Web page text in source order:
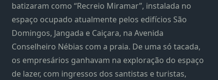
batizaram como “Recreio Miramar”, instalada no
espaço ocupado atualmente pelos edifícios São
Domingos, Jangada e Caiçara, na Avenida
Conselheiro Nébias com a praia. De uma só tacada,
os empresários ganhavam na exploração do espaço
de lazer, com ingressos dos santistas e turistas,